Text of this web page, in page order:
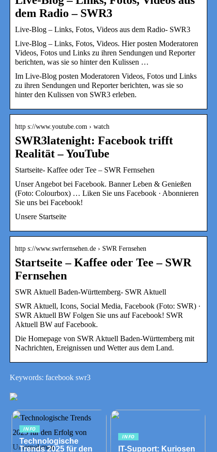
dem Radio – SWR3
Live-Blog – Links, Fotos, Videos aus dem Radio- SWR3
Live-Blog – Links, Fotos, Videos. Hier posten Moderatoren
Videos, Fotos und Links zu ihren Sendungen und Reporter
berichten, was sie so hinter den Kulissen …
Im Live-Blog posten Moderatoren Videos, Fotos und Links
zu ihren Sendungen und Reporter berichten, was sie so
hinter den Kulissen von SWR3 erleben.
http s://www.youtube.com › watch
SWR3latenight: Facebook trifft
Realität – YouTube
Startseite- Kaffee oder Tee – SWR Fernsehen
Unser Angebot bei Facebook. Banner Leben & Genießen
(Foto: Colourbox) … Liken Sie uns Facebook · Abonnieren
Sie uns bei Facebook!
Unsere Startseite
http s://www.swrfernsehen.de › SWR Fernsehen
Startseite – Kaffee oder Tee – SWR
Fernsehen
SWR Aktuell Baden-Württemberg- SWR Aktuell
SWR Aktuell, Icons, Social Media, Facebook (Foto: SWR) ·
SWR Aktuell BW Folgen Sie uns auf Facebook! SWR
Aktuell BW auf Facebook.
Die Homepage von SWR Aktuell Baden-Württemberg mit
Nachrichten, Ereignissen und Wetter aus dem Land.
Keywords: facebook swr3
INFO
Technologische
Trends 2025 für den
INFO
IT-Support: Kuriosen